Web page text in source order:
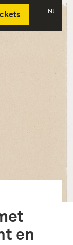
NL
Deutsch
en